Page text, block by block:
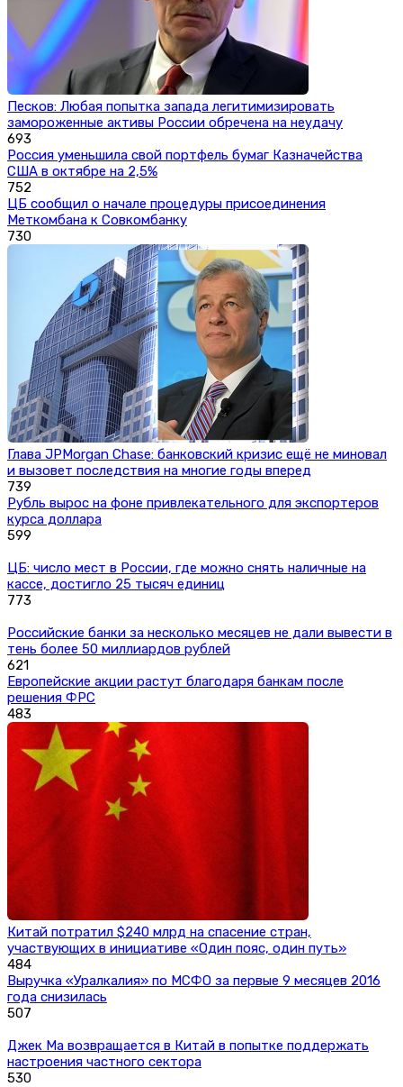
Песков: Любая попытка запада легитимизировать
замороженные активы России обречена на неудачу
693
Россия уменьшила свой портфель бумаг Казначейства
США в октябре на 2,5%
752
ЦБ сообщил о начале процедуры присоединения
Меткомбана к Совкомбанку
730
Глава JPMorgan Chase: банковский кризис ещё не миновал
и вызовет последствия на многие годы вперед
739
Рубль вырос на фоне привлекательного для экспортеров
курса доллара
599
ЦБ: число мест в России, где можно снять наличные на
кассе, достигло 25 тысяч единиц
773
Российские банки за несколько месяцев не дали вывести в
тень более 50 миллиардов рублей
621
Европейские акции растут благодаря банкам после
решения ФРС
483
Китай потратил $240 млрд на спасение стран,
участвующих в инициативе «Один пояс, один путь»
484
Выручка «Уралкалия» по МСФО за первые 9 месяцев 2016
года снизилась
507
Джек Ма возвращается в Китай в попытке поддержать
настроения частного сектора
530